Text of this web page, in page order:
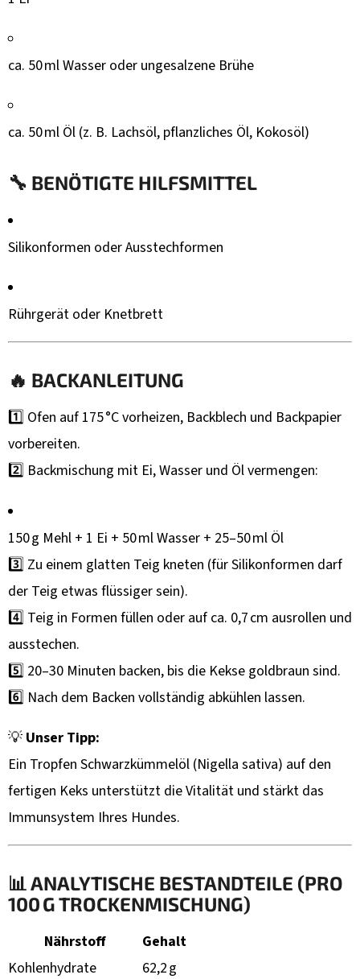
ca. 50 ml Wasser oder ungesalzene Brühe
ca. 50 ml Öl (z. B. Lachsöl, pflanzliches Öl, Kokosöl)
🔧 BENÖTIGTE HILFSMITTEL
Silikonformen oder Ausstechformen
Rührgerät oder Knetbrett
🔥 BACKANLEITUNG
1️⃣ Ofen auf 175 °C vorheizen, Backblech und Backpapier
vorbereiten.
2️⃣ Backmischung mit Ei, Wasser und Öl vermengen:
150 g Mehl + 1 Ei + 50 ml Wasser + 25–50 ml Öl
3️⃣ Zu einem glatten Teig kneten (für Silikonformen darf
der Teig etwas flüssiger sein).
4️⃣ Teig in Formen füllen oder auf ca. 0,7 cm ausrollen und
ausstechen.
5️⃣ 20–30 Minuten backen, bis die Kekse goldbraun sind.
6️⃣ Nach dem Backen vollständig abkühlen lassen.
💡 Unser Tipp:
Ein Tropfen Schwarzkümmelöl (Nigella sativa) auf den
fertigen Keks unterstützt die Vitalität und stärkt das
Immunsystem Ihres Hundes.
📊ANALYTISCHE BESTANDTEILE (PRO
100 G TROCKENMISCHUNG)
Nährstoff
Gehalt
Kohlenhydrate
62,2 g